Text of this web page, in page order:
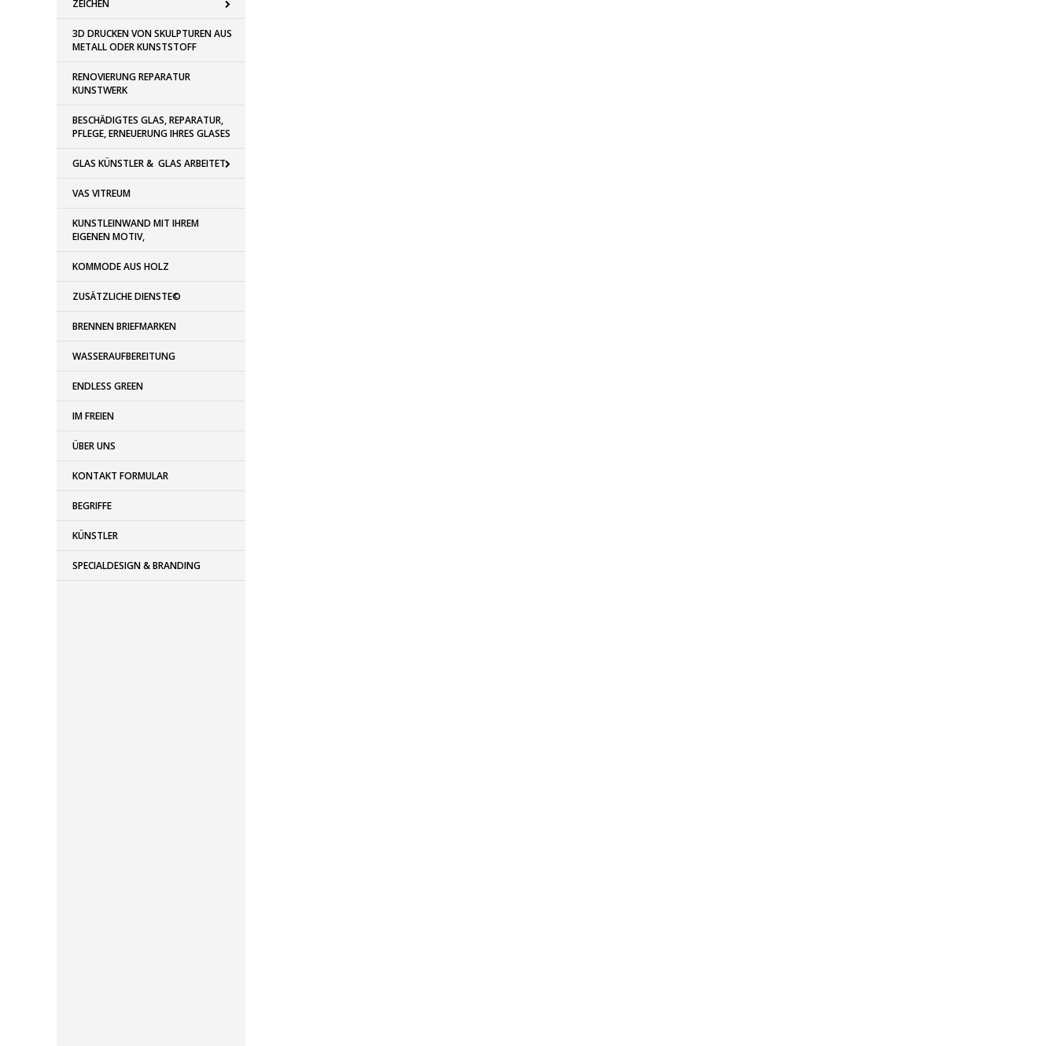
ZEICHEN
3D DRUCKEN VON SKULPTUREN AUS
METALL ODER KUNSTSTOFF
RENOVIERUNG REPARATUR
KUNSTWERK
BESCHÄDIGTES GLAS, REPARATUR,
PFLEGE, ERNEUERUNG IHRES GLASES
GLAS KÜNSTLER & GLAS ARBEITET
VAS VITREUM
KUNSTLEINWAND MIT IHREM
EIGENEN MOTIV,
KOMMODE AUS HOLZ
ZUSÄTZLICHE DIENSTE©
BRENNEN BRIEFMARKEN
WASSERAUFBEREITUNG
ENDLESS GREEN
IM FREIEN
ÜBER UNS
KONTAKT FORMULAR
BEGRIFFE
KÜNSTLER
SPECIALDESIGN & BRANDING